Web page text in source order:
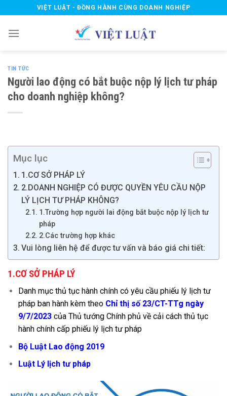
to
content
VIỆT LUẬT - ĐỒNG HÀNH CÙNG DOANH NGHIỆP
TIN TỨC
Người lao động có bắt buộc nộp lý lịch tư pháp
cho doanh nghiệp không?
Mục lục
1.CƠ SỞ PHÁP LÝ
2.DOANH NGHIỆP CÓ ĐƯỢC QUYỀN YÊU CẦU NỘP
LÝ LỊCH TƯ PHÁP KHÔNG?
1.Trường hợp người lai động bắt buộc nộp lý lịch tư
pháp
2.Các trường hợp khác
Vui lòng liên hệ để được tư vấn và báo giá chi tiết:
1.CƠ SỞ PHÁP LÝ
Danh mục thủ tục hành chính có yêu cầu phiếu lý lịch tư
pháp ban hành kèm theo Chỉ thị số 23/CT-TTg ngày
9/7/2023 của Thủ tướng Chính phủ về cải cách thủ tục
hành chính cấp phiếu lý lịch tư pháp
Bộ Luật Lao động 2019
Luật Lý lịch tư pháp